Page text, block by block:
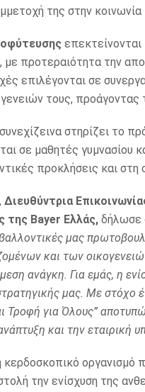
της στην
προτεραιότητα την
επιλέγονται σε
τους, προάγοντας
στηρίζει το
σε μαθητές γυμνασίου
προκλήσεις και
, Διευθύντρια
της Βayer Ελλάς, δήλωσε
μας
και των
ανάγκη. Για εμάς, η
μας. Με στόχο
Τροφή για Όλους”
και την εταιρική
οργανισμό
την ενίσχυση της